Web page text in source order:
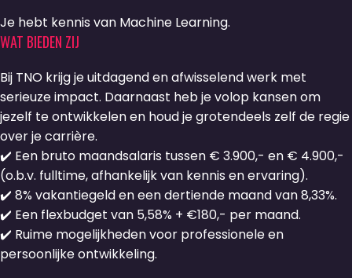
Je hebt kennis van Machine Learning.
WAT BIEDEN ZIJ
Bij TNO krijg je uitdagend en afwisselend werk met
serieuze impact. Daarnaast heb je volop kansen om
jezelf te ontwikkelen en houd je grotendeels zelf de regie
over je carrière.
✔️ Een bruto maandsalaris tussen € 3.900,- en € 4.900,-
(o.b.v. fulltime, afhankelijk van kennis en ervaring).
✔️ 8% vakantiegeld en een dertiende maand van 8,33%.
✔️ Een flexbudget van 5,58% + €180,- per maand.
✔️ Ruime mogelijkheden voor professionele en
persoonlijke ontwikkeling.